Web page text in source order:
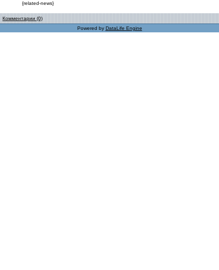
{related-news}
Комментарии (0)
Powered by DataLife Engine